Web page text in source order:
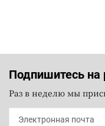
Подпишитесь на
Раз в неделю мы